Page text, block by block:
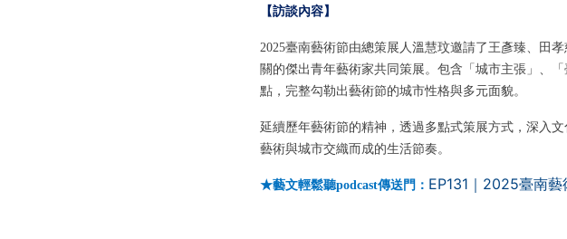
【訪談內容】
2025臺南藝術節由總策展人溫慧玟邀請了王彥臻、田
關的傑出青年藝術家共同策展。包含「城市主張」、
點，完整勾勒出藝術節的城市性格與多元面貌。
延續歷年藝術節的精神，透過多點式策展方式，深入
藝術與城市交織而成的生活節奏。
★藝文輕鬆聽podcast傳送門： EP131｜2025臺南